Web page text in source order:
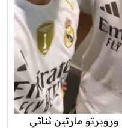
مارتين ثنائي